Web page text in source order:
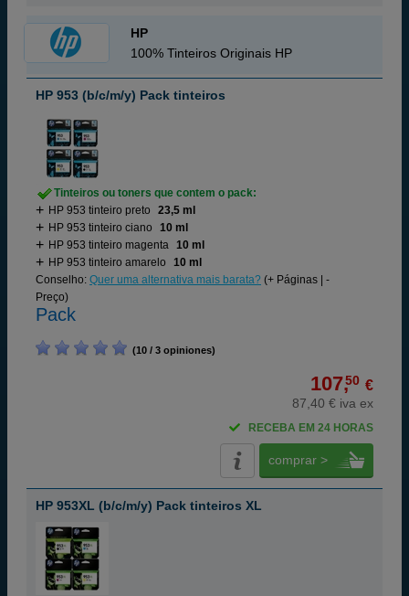
HP
100% Tinteiros Originais HP
HP 953 (b/c/m/y) Pack tinteiros
Tinteiros ou toners que contem o pack:
HP 953 tinteiro preto
23,5 ml
HP 953 tinteiro ciano
10 ml
HP 953 tinteiro magenta 10 ml
HP 953 tinteiro amarelo
10 ml
Conselho: Quer uma alternativa mais barata? (+ Páginas | -
Preço)
Pack
(10 / 3 opiniones)
107,50 €
87,40 € iva ex
RECEBA EM 24 HORAS
comprar >
HP 953XL (b/c/m/y) Pack tinteiros XL